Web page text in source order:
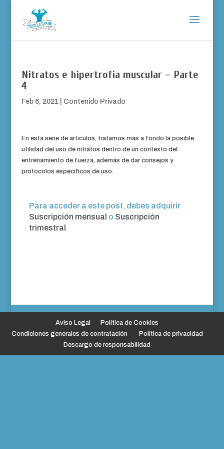
Nitratos e hipertrofia muscular – Parte
4
Feb 6, 2021 Contenido Privado
En esta serie de artículos, tratamos más a fondo la posible
utilidad del uso de nitratos dentro de un contexto del
entrenamiento de fuerza, además de dar consejos y
protocolos específicos de uso.
Para acceder a este post, debes adquirir
Suscripción mensual o Suscripción
trimestral .
Aviso Legal
Política de Cookies
Condiciones generales de contratación
Política de privacidad
Descargo de responsabilidad